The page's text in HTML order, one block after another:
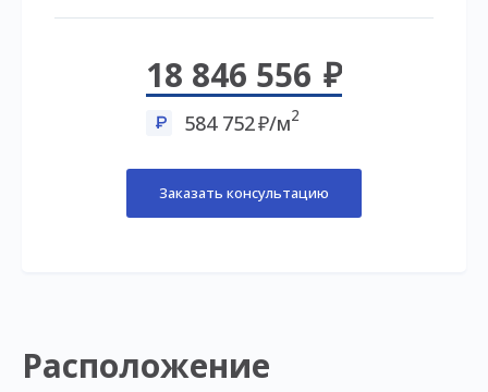
18 846 556
584 752 /м2
Заказать консультацию
Расположение